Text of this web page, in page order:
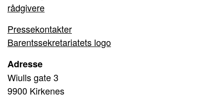
rådgivere
Pressekontakter
Barentssekretariatets logo
Adresse
Wiulls gate 3
9900 Kirkenes